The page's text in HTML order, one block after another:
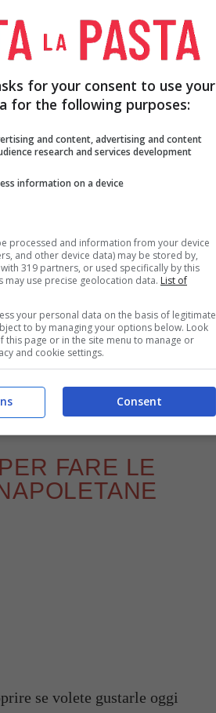
alle acciughe – buttalapasta.it
probabilmente avete
per scoprire tutti i
FARE LE
se volete gustarle oggi
for your consent to use your
for the following purposes:
and content, advertising and content
research and services development
information on a device
processed and information from your device
and other device data) may be stored by,
319 partners, or used specifically by this
may use precise geolocation data. List of
your personal data on the basis of legitimate
to by managing your options below. Look
page or in the site menu to manage or
and cookie settings.
Consent